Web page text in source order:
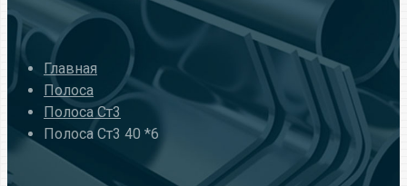
Главная
Полоса
Полоса Ст3
Полоса Ст3 40 *6